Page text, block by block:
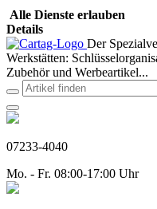
Alle Dienste erlauben
Details
Der
Werkstätten:
Zubehör und Werbeartikel...
07233-4040
Mo. - Fr. 08:00-17:00 Uhr